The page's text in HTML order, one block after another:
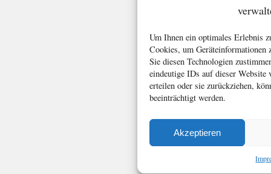
Um Ihnen ein optimales Erlebnis
Cookies, um Geräteinformationen
Sie diesen Technologien
eindeutige IDs auf dieser
erteilen oder sie zurückziehen,
beeinträchtigt werden.
Akzeptieren